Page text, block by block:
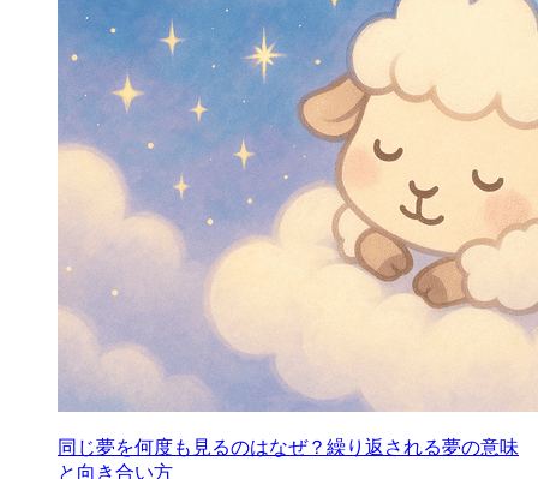
同じ夢を何度も見るのはなぜ？繰り返される夢の意味
と向き合い方